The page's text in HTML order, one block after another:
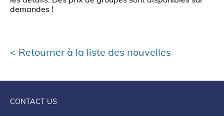
demandes !
Retourner à la liste des nouvelles
CONTACT US